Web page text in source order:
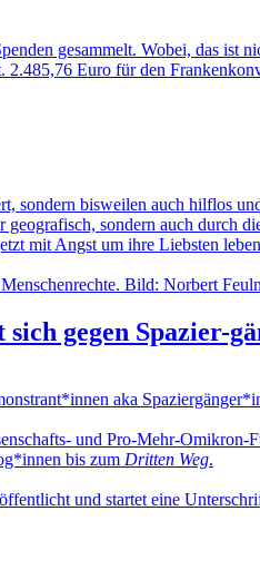
gesammelt. Wobei, das ist
Euro für den
bisweilen auch hilflos
sondern auch durch
mit Angst um ihre Liebsten
gegen Spazier-
aka
und Pro-Mehr-
bis zum Dritten Weg.
und startet eine